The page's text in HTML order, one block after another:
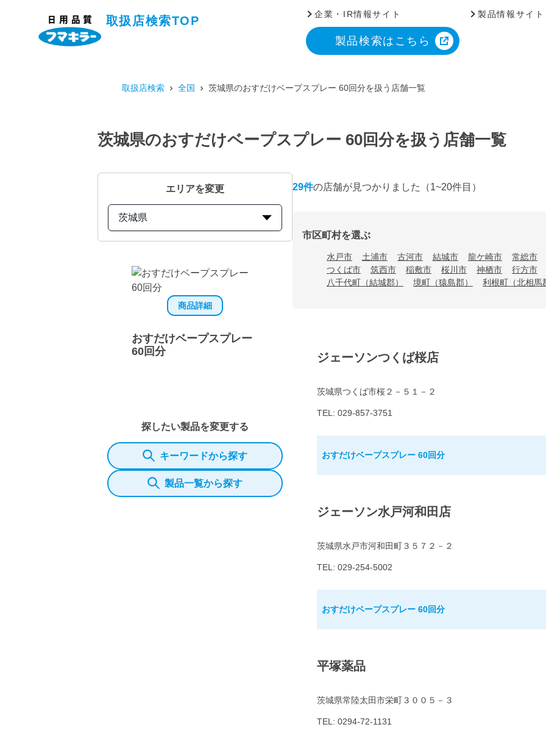
取扱店検索TOP
企業・IR情報サイト 製品情報サイト
製品検索はこちら
取扱店検索 全国 茨城県のおすだけベープスプレー 60回分を扱う店舗一覧
茨城県のおすだけベープスプレー 60回分を扱う店舗一覧
エリアを変更
茨城県
商品詳細
おすだけベープスプレー
60回分
探したい製品を変更する
キーワードから探す
製品一覧から探す
29件の店舗が見つかりました （1~20件目）
市区町村を選ぶ
水戸市 土浦市 古河市 結城市 龍ケ崎市
常総市
つくば市
筑西市 稲敷市 桜川市 神栖市
行方市
八千代町（結城郡）
境町（猿島郡） 利根町（北相馬
ジェーソンつくば桜店
茨城県つくば市桜２－５１－２
TEL: 029-857-3751
おすだけベープスプレー 60回分
ジェーソン水戸河和田店
茨城県水戸市河和田町３５７２－２
TEL: 029-254-5002
おすだけベープスプレー 60回分
平塚薬品
茨城県常陸太田市栄町３００５－３
TEL: 0294-72-1131